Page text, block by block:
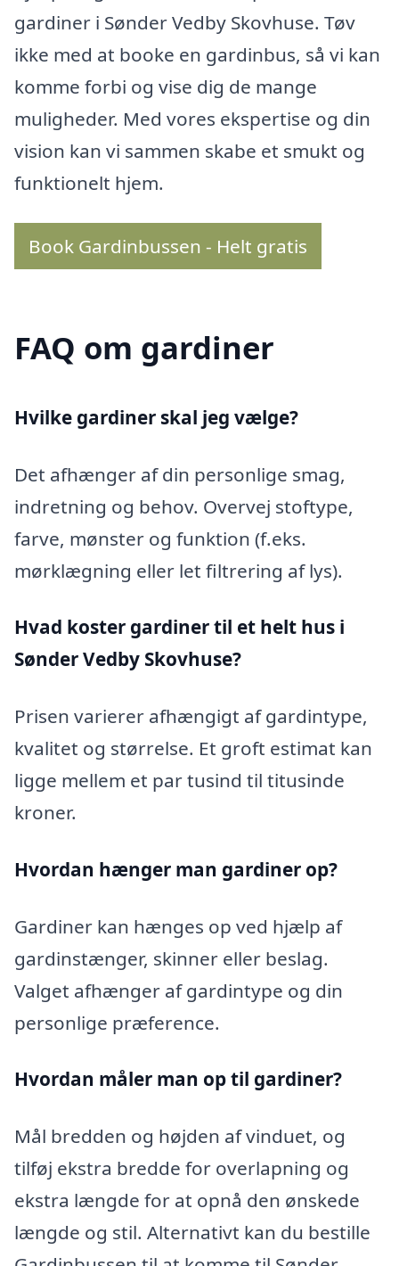
gardiner i Sønder Vedby Skovhuse. Tøv
ikke med at booke en gardinbus, så vi kan
komme forbi og vise dig de mange
muligheder. Med vores ekspertise og din
vision kan vi sammen skabe et smukt og
funktionelt hjem.
Book Gardinbussen - Helt gratis
FAQ om gardiner
Hvilke gardiner skal jeg vælge?
Det afhænger af din personlige smag,
indretning og behov. Overvej stoftype,
farve, mønster og funktion (f.eks.
mørklægning eller let filtrering af lys).
Hvad koster gardiner til et helt hus i
Sønder Vedby Skovhuse?
Prisen varierer afhængigt af gardintype,
kvalitet og størrelse. Et groft estimat kan
ligge mellem et par tusind til titusinde
kroner.
Hvordan hænger man gardiner op?
Gardiner kan hænges op ved hjælp af
gardinstænger, skinner eller beslag.
Valget afhænger af gardintype og din
personlige præference.
Hvordan måler man op til gardiner?
Mål bredden og højden af vinduet, og
tilføj ekstra bredde for overlapning og
ekstra længde for at opnå den ønskede
længde og stil. Alternativt kan du bestille